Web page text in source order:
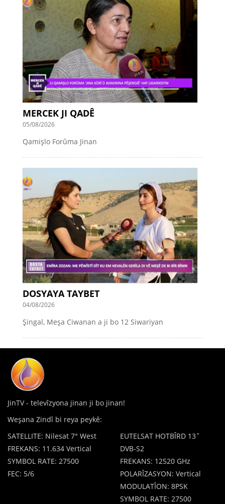
MERCEK JI QADÊ
05/08/2026
Qamişlo Forûma Jinan
DOSYAYA TAYBET
04/08/2026
Şingal, Meşa Ciwanan a ji bo 12 Siwariyan
JinTV - televîzyona jinan ji bo jinan!
Weşana Zindî bi reya peykê:
SATELLITE: Nilesat 7° West
FREKANS: 11.634 Vertical
SYMBOL RATE: 27500
FEC: 5/6
EUTELSAT HOTBÎRD 13˚
DVB-S2
FREKANS: 12520 GHz
POLARÎZASYON: Vertical
MODULATÎON: 8PSK
SYMBOL RATE: 27500